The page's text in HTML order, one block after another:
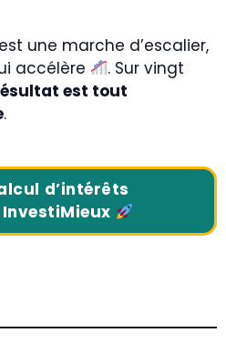
une marche d’escalier,
accélère
. Sur vingt
est tout
.
d’intérêts